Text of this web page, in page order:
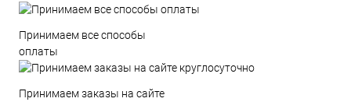
Принимаем все способы
оплаты
Принимаем заказы на сайте